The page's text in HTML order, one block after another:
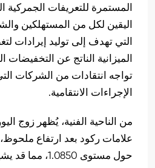
المستمرة للتعريفات الجمركية
اليقين لكل من المستهلكين
التي تهدف إلى توليد إيرادات
الميزانية الناتج عن التخفيضات
تواجه انتقادات من الشركات
الإجراءات الانتقامية.
من الناحية الفنية، يُظهر زوج
علامات ركود بعد ارتفاع
حول مستوى